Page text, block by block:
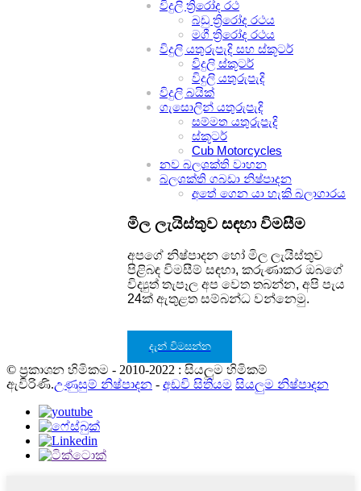
විදුලි ත්‍රිරෝද රථ
බඩු ත්‍රිරෝද රථය
මගී ත්‍රිරෝද රථය
විදුලි යතුරුපැදි සහ ස්කූටර්
විදුලි ස්කූටර්
විදුලි යතුරුපැදි
විදුලි බයික්
ගැසොලින් යතුරුපැදි
සම්මත යතුරුපැදි
ස්කූටර්
Cub Motorcycles
නව බලශක්ති වාහන
බලශක්ති ගබඩා නිෂ්පාදන
අතේ ගෙන යා හැකි බලාගාරය
මිල ලැයිස්තුව සඳහා විමසීම
අපගේ නිෂ්පාදන හෝ මිල ලැයිස්තුව
පිළිබඳ විමසීම් සඳහා, කරුණාකර ඔබගේ
විද්‍යුත් තැපෑල අප වෙත තබන්න, අපි පැය
24ක් ඇතුළත සම්බන්ධ වන්නෙමු.
දැන් විමසන්න
© ප්‍රකාශන හිමිකම - 2010-2022 : සියලුම හිමිකම්
ඇවිරිණි.උණුසුම් නිෂ්පාදන - අඩවි සිතියම සියලුම නිෂ්පාදන